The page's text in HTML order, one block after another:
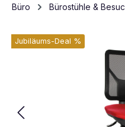
Büro Bürostühle &
Jubiläums-Deal %